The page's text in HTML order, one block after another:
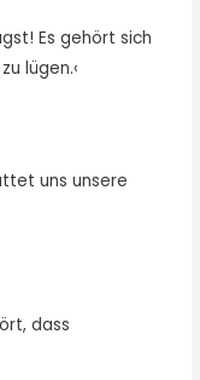
Es gehört sich
lügen.‹
uns unsere
dass